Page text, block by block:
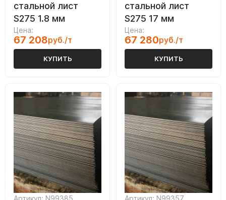
стальной лист
S275 1.8 мм
Цена:
67 208руб./т
КУПИТЬ
стальной лист
S275 17 мм
Цена:
67 280руб./т
КУПИТЬ